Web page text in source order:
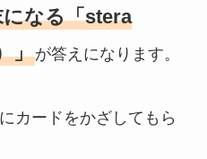
なる「stera
」が答えになります。
カードをかざしてもら